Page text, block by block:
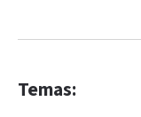
Temas: